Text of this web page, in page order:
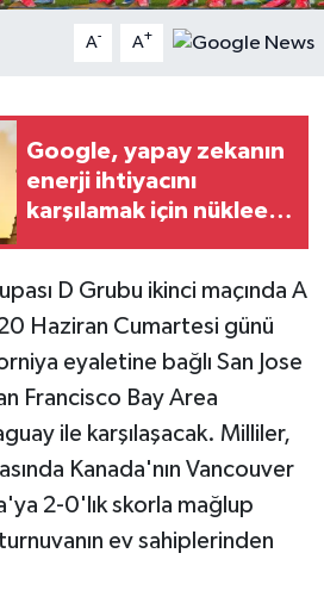
A- A+
Google, yapay zekanın
enerji ihtiyacını
karşılamak için nükleer
D Grubu ikinci maçında A
Haziran Cumartesi günü
eyaletine bağlı San Jose
Francisco Bay Area
ile karşılaşacak. Milliler,
Kanada'nın Vancouver
2-0'lık skorla mağlup
ev sahiplerinden